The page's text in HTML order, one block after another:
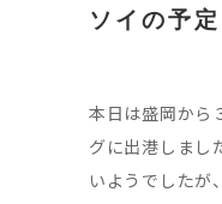
ソイの予定
本日は盛岡から
グに出港しまし
いようでしたが